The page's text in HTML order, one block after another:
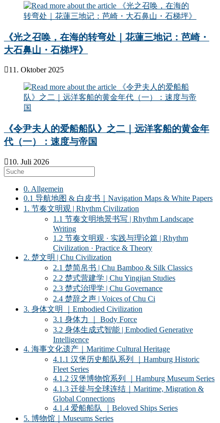
《光之召唤，在海的转弯处｜花蓮三地记：芭崎・
大石鼻山・石梯坪》
11. Oktober 2025
《令尹夫人的爱船船队》之二｜远洋客船的黄金年
代（一）：速度与帝国
10. Juli 2026
0. Allgemein
0.1 导航地图 & 白皮书｜Navigation Maps & White Papers
1. 节奏文明观 | Rhythm Civilization
1.1 节奏文明地景书写 | Rhythm Landscape
Writing
1.2 节奏文明观 · 实践与理论篇 | Rhythm
Civilization · Practice & Theory
2. 楚文明 | Chu Civilization
2.1 楚简帛书 | Chu Bamboo & Silk Classics
2.2 楚式营建学 | Chu Yingjian Studies
2.3 楚式治理学 | Chu Governance
2.4 楚辞之声 | Voices of Chu Ci
3. 身体文明 ｜Embodied Civilization
3.1 身体力 ｜ Body Force
3.2 身体生成式智能 | Embodied Generative
Intelligence
4. 海事文化遗产｜Maritime Cultural Heritage
4.1.1 汉堡历史船队系列 ｜Hamburg Historic
Fleet Series
4.1.2 汉堡博物馆系列 ｜Hamburg Museum Series
4.1.3 迁徙与全球连结｜Maritime, Migration &
Global Connections
4.1.4 爱船船队 ｜Beloved Ships Series
5. 博物馆｜Museums Series